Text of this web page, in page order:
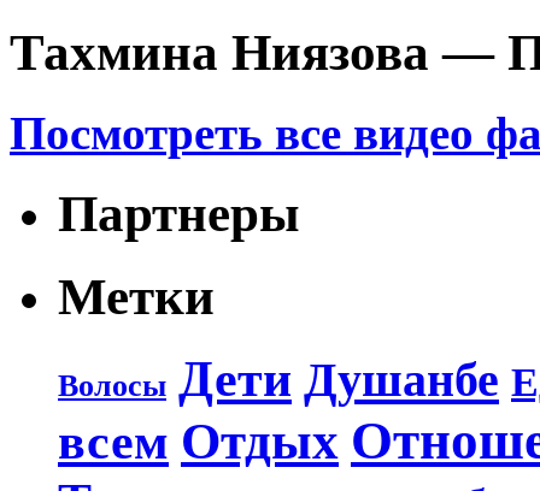
Тахмина Ниязова —
Посмотреть все видео
Партнеры
Метки
Волосы Дети Душанбе
всем Отдых